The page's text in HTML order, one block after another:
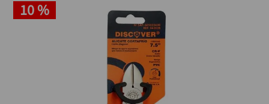
10 %
ruteadora